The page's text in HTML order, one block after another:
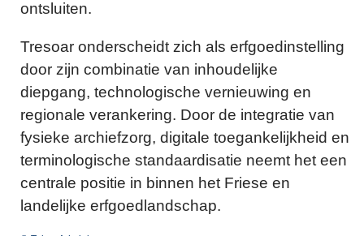
ontsluiten.
Tresoar onderscheidt zich als erfgoedinstelling
door zijn combinatie van inhoudelijke
diepgang, technologische vernieuwing en
regionale verankering. Door de integratie van
fysieke archiefzorg, digitale toegankelijkheid en
terminologische standaardisatie neemt het een
centrale positie in binnen het Friese en
landelijke erfgoedlandschap.